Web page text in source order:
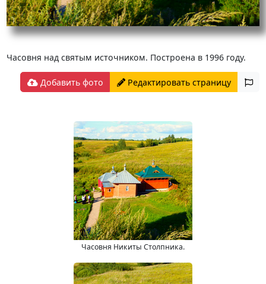
Часовня над святым источником. Построена в 1996 году.
Добавить фото Редактировать страницу
Часовня Никиты Столпника.